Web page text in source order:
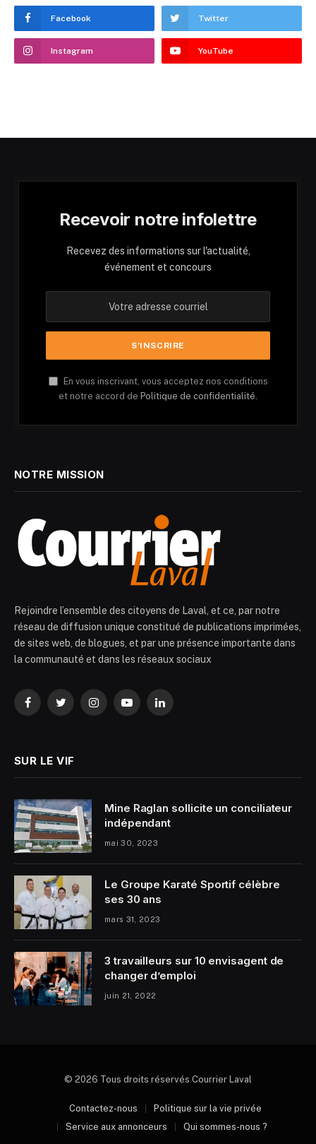
Facebook Twitter
Instagram YouTube
Recevoir notre infolettre
Recevez des informations sur l'actualité,
événement et concours
En vous inscrivant, vous acceptez nos conditions
et notre accord de Politique de confidentialité.
NOTRE MISSION
Rejoindre l’ensemble des citoyens de Laval, et ce, par notre
réseau de diffusion unique constitué de publications imprimées,
de sites web, de blogues, et par une présence importante dans
la communauté et dans les réseaux sociaux
FacebookTwitterInstagramYouTubeLinkedIn
SUR LE VIF
Mine Raglan sollicite un conciliateur
indépendant
mai 30, 2023
Le Groupe Karaté Sportif célèbre
ses 30 ans
mars 31, 2023
3 travailleurs sur 10 envisagent de
changer d’emploi
juin 21, 2022
© 2026 Tous droits réservés Courrier Laval
Contactez-nous
Politique sur la vie privée
Service aux annonceurs
Qui sommes-nous ?